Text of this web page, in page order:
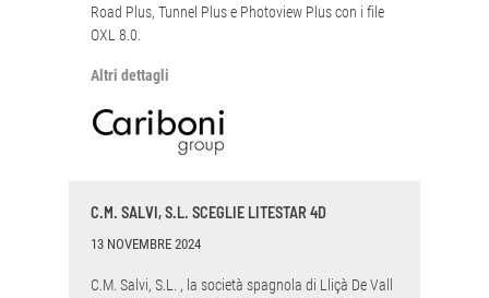
Road Plus, Tunnel Plus e Photoview Plus con i file
OXL 8.0.
Altri dettagli
C.M. SALVI, S.L. SCEGLIE LITESTAR 4D
13 NOVEMBRE 2024
C.M. Salvi, S.L. , la società spagnola di Lliçà De Vall